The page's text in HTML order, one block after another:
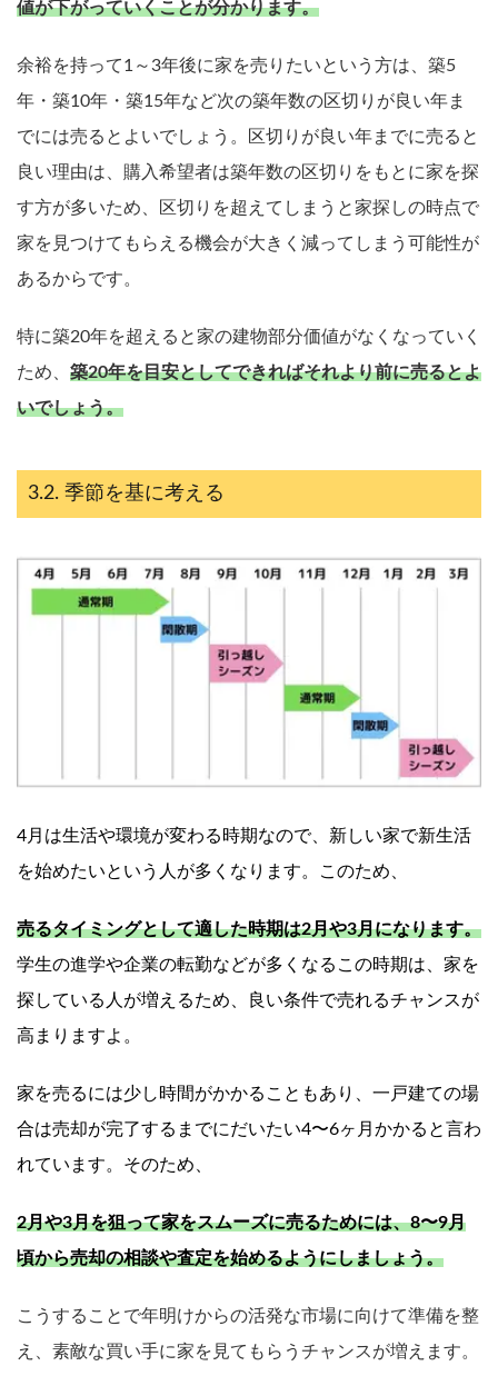
値が下がっていくことが分かります。
余裕を持って1～3年後に家を売りたいという方は、築5
年・築10年・築15年など次の築年数の区切りが良い年ま
でには売るとよいでしょう。区切りが良い年までに売ると
良い理由は、購入希望者は築年数の区切りをもとに家を探
す方が多いため、区切りを超えてしまうと家探しの時点で
家を見つけてもらえる機会が大きく減ってしまう可能性が
あるからです。
特に築20年を超えると家の建物部分価値がなくなっていく
ため、 築20年を目安としてできればそれより前に売るとよ
いでしょう。
季節を基に考える
4月は生活や環境が変わる時期なので、新しい家で新生活
を始めたいという人が多くなります。このため、
売るタイミングとして適した時期は2月や3月になります。
学生の進学や企業の転勤などが多くなるこの時期は、家を
探している人が増えるため、良い条件で売れるチャンスが
高まりますよ。
家を売るには少し時間がかかることもあり、一戸建ての場
合は売却が完了するまでにだいたい4〜6ヶ月かかると言わ
れています。そのため、
2月や3月を狙って家をスムーズに売るためには、8〜9月
頃から売却の相談や査定を始めるようにしましょう。
こうすることで年明けからの活発な市場に向けて準備を整
え、素敵な買い手に家を見てもらうチャンスが増えます。